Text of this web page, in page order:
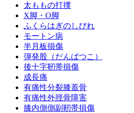
太ももの打撲
X脚・O脚
ふくらはぎのしびれ
モートン病
半月板損傷
弾発股（だんぱつこ）
後十字靭帯損傷
成長痛
有痛性分裂膝蓋骨
有痛性外脛骨障害
膝内側側副靭帯損傷